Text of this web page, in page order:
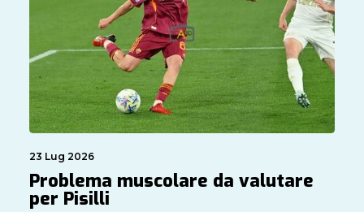
23 Lug 2026
Problema muscolare da valutare
per Pisilli